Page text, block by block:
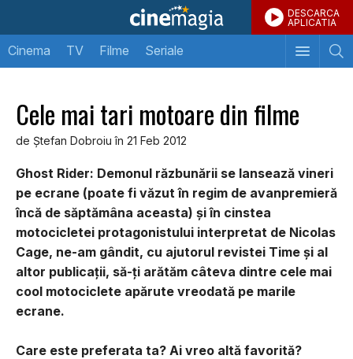
DESCARCA
APLICATIA
Cinema TV Filme Seriale
Cele mai tari motoare din filme
de Ştefan Dobroiu în 21 Feb 2012
Ghost Rider: Demonul răzbunării se lansează vineri
pe ecrane (poate fi văzut în regim de avanpremieră
încă de săptămâna aceasta) şi în cinstea
motocicletei protagonistului interpretat de Nicolas
Cage, ne-am gândit, cu ajutorul revistei Time şi al
altor publicaţii, să-ţi arătăm câteva dintre cele mai
cool motociclete apărute vreodată pe marile
ecrane.
Care este preferata ta? Ai vreo altă favorită?